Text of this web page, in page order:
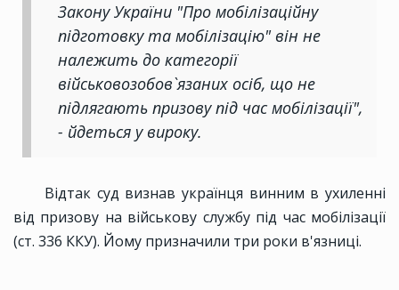
Закону України "Про мобілізаційну
підготовку та мобілізацію" він не
належить до категорії
військовозобов`язаних осіб, що не
підлягають призову під час мобілізації",
- йдеться у вироку.
Відтак суд визнав українця винним в ухиленні
від призову на військову службу під час мобілізації
(ст. 336 ККУ). Йому призначили три роки в'язниці.